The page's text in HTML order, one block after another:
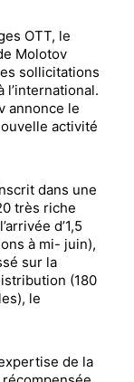
OTT, le
Molotov
sollicitations
l’international.
annonce le
activité
dans une
très riche
d’1,5
à mi- juin),
sur la
(180
le
de la